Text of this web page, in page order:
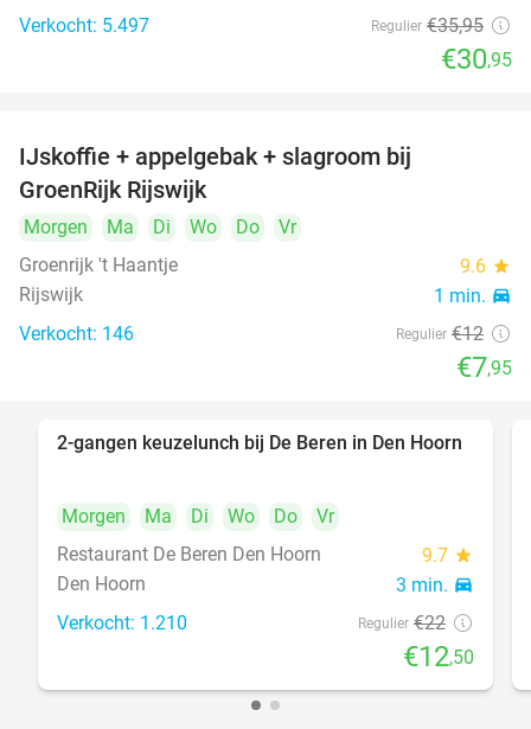
Verkocht: 5.497 Regulier €35,95
€30,95
IJskoffie + appelgebak + slagroom bij
GroenRijk Rijswijk
Morgen Ma Di Wo Do
Vr
Groenrijk 't Haantje
9.6 star
Rijswijk 1 min. directions_car
Verkocht: 146 Regulier €12
€7,95
43%
2-gangen keuzelunch bij De Beren in Den Hoorn
Morgen Ma Di Wo Do
Vr
Restaurant De Beren Den Hoorn
9.7 star
Den Hoorn 3 min. directions_car
Verkocht: 1.210 Regulier €22
€12,50